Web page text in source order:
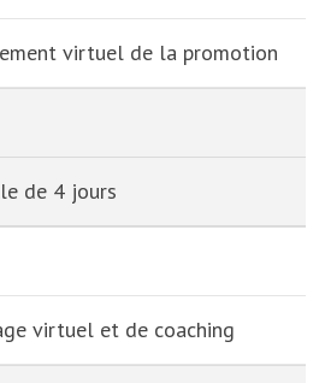
virtuel de la promotion
de 4 jours
virtuel et de coaching